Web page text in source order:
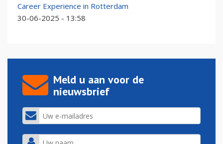
Career Experience in Rotterdam
30-06-2025 - 13:58
Meld u aan voor de
nieuwsbrief